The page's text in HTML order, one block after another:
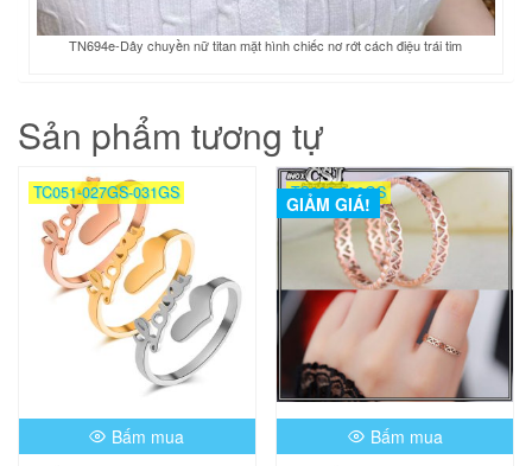
TN694e-Dây chuyền nữ titan mặt hình chiếc nơ rớt cách điệu trái tim
Sản phẩm tương tự
TC051-027GS-031GS
Bấm mua
GIẢM GIÁ!
TC008-020GS
Bấm mua